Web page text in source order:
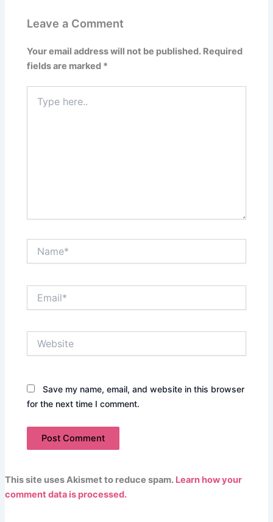
Leave a Comment
Your email address will not be published. Required
fields are marked *
here..
Save my name, email, and website in this browser
for the next time I comment.
This site uses Akismet to reduce spam. Learn how your
comment data is processed.